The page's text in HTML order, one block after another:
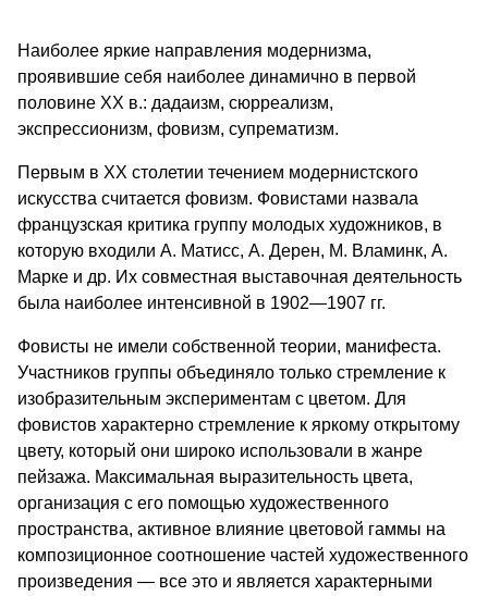
Наиболее яркие направления модернизма,
проявившие себя наиболее динамично в первой
половине XX в.: дадаизм, сюрреализм,
экспрессионизм, фовизм, супрематизм.
Первым в XX столетии течением модернистского
искусства считается фовизм. Фовистами назвала
французская критика группу молодых художников, в
которую входили А. Матисс, А. Дерен, М. Вламинк, А.
Марке и др. Их совместная выставочная деятельность
была наиболее интенсивной в 1902—1907 гг.
Фовисты не имели собственной теории, манифеста.
Участников группы объединяло только стремление к
изобразительным экспериментам с цветом. Для
фовистов характерно стремление к яркому открытому
цвету, который они широко использовали в жанре
пейзажа. Максимальная выразительность цвета,
организация с его помощью художественного
пространства, активное влияние цветовой гаммы на
композиционное соотношение частей художественного
произведения — все это и является характерными